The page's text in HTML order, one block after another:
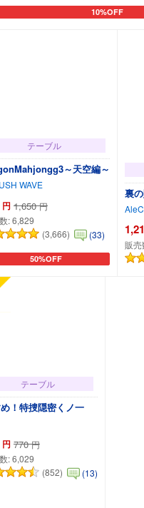
10%OFF
カートに追加
テーブル
～天空編～
WAVE
円 1,650 円
:6,829
(3,666)
(33)
50%OFF
カートに追加
裏
販
テーブル
！特捜隠密くノ一
円 770 円
:6,029
(852)
(13)